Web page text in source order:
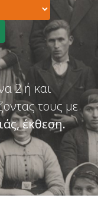
2 ή και
τους με
έκθεση.